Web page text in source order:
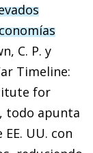
C. P. y
Timeline:
for
todo apunta
UU. con